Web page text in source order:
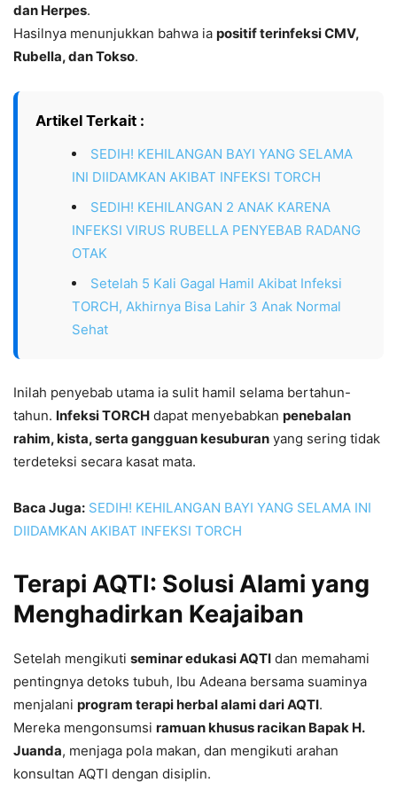
dan Herpes.
Hasilnya menunjukkan bahwa ia positif terinfeksi CMV,
Rubella, dan Tokso.
Artikel Terkait :
SEDIH! KEHILANGAN BAYI YANG SELAMA
INI DIIDAMKAN AKIBAT INFEKSI TORCH
SEDIH! KEHILANGAN 2 ANAK KARENA
INFEKSI VIRUS RUBELLA PENYEBAB RADANG
OTAK
Setelah 5 Kali Gagal Hamil Akibat Infeksi
TORCH, Akhirnya Bisa Lahir 3 Anak Normal
Sehat
Inilah penyebab utama ia sulit hamil selama bertahun-
tahun. Infeksi TORCH dapat menyebabkan penebalan
rahim, kista, serta gangguan kesuburan yang sering tidak
terdeteksi secara kasat mata.
Baca Juga: SEDIH! KEHILANGAN BAYI YANG SELAMA INI
DIIDAMKAN AKIBAT INFEKSI TORCH
Terapi AQTI: Solusi Alami yang
Menghadirkan Keajaiban
Setelah mengikuti seminar edukasi AQTI dan memahami
pentingnya detoks tubuh, Ibu Adeana bersama suaminya
menjalani program terapi herbal alami dari AQTI.
Mereka mengonsumsi ramuan khusus racikan Bapak H.
Juanda, menjaga pola makan, dan mengikuti arahan
konsultan AQTI dengan disiplin.